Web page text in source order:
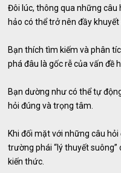
Đôi lúc, thông qua những câu
hảo có thể trở nên đầy khuyết
Bạn thích tìm kiếm và phân
phá đâu là gốc rễ của vấn đề
Bạn dường như có thể tự
hỏi đúng và trọng tâm.
Khi đối mặt với những câu
trường phái “lý thuyết suông”
kiến thức.